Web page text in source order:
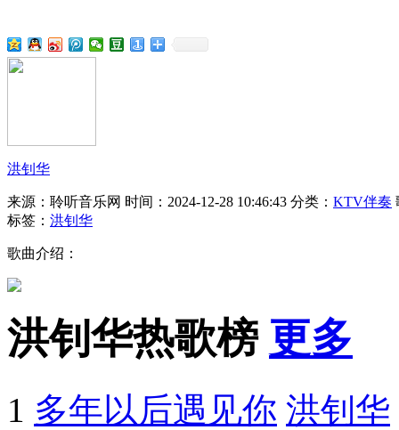
洪钊华
来源：聆听音乐网 时间：2024-12-28 10:46:43 分类： KTV伴奏
标签： 洪钊华
歌曲介绍：
洪钊华热歌榜 更多
1 多年以后遇见你 洪钊华